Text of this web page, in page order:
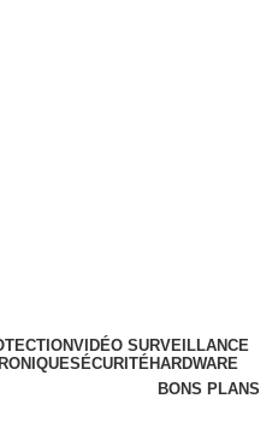
VIDÉO SURVEILLANCE
SÉCURITÉHARDWARE
BONS PLANS